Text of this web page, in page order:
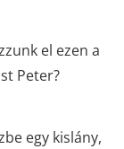
el ezen a
Peter?
egy kislány,